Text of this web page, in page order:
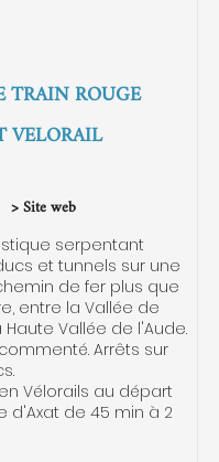
serpentant
et tunnels sur une
de fer plus que
entre la Vallée de
Haute Vallée de l'Aude.
Arrêts sur
Vélorails au départ
d'Axat de 45 min à 2
> Site web
TRAIN ROUGE
VELORAIL